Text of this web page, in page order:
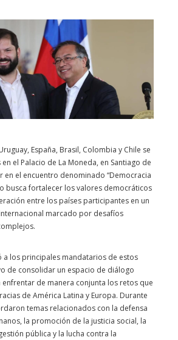
España, Brasil, Colombia y Chile se
el Palacio de La Moneda, en Santiago de
en el encuentro denominado “Democracia
busca fortalecer los valores democráticos
entre los países participantes en un
marcado por desafíos
a los principales mandatarios de estos
de consolidar un espacio de diálogo
de manera conjunta los retos que
de América Latina y Europa. Durante
temas relacionados con la defensa
la promoción de la justicia social, la
pública y la lucha contra la